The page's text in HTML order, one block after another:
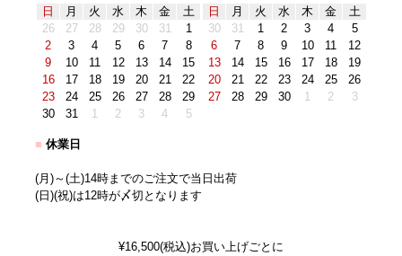
日
月 火 水 木 金
土
26
27 28 29 30 31
1
2
3 4 5 6 7
8
9
10 11 12 13 14
15
16
17 18 19 20 21
22
23
24 25 26 27 28
29
30
31 1 2 3 4 5
日
月 火 水 木 金
土
30
31 1 2 3 4
5
6
7 8 9 10 11
12
13
14 15 16 17 18
19
20
21 22 23 24 25
26
27
28 29 30 1 2 3
■ 休業日
(月)～(土)14時までのご注文で当日出荷
(日)(祝)は12時が〆切となります
¥16,500(税込)お買い上げごとに